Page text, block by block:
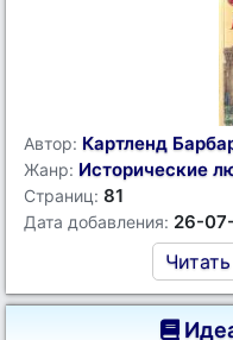
Автор: Картленд
Жанр: Исторические
Страниц: 81
Дата добавления: 26-
Читать